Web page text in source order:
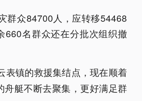
群众84700人，应转移54468
660名群众还在分批次组织撤
表镇的救援集结点，现在顺着
艇不断去聚集，更好满足群